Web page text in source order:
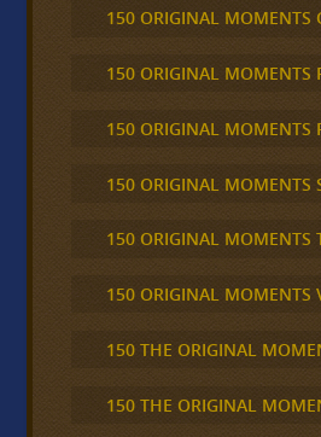
150 ORIGINAL MOMENTS
150 ORIGINAL MOMENTS
150 ORIGINAL MOMENTS
150 ORIGINAL MOMENTS
150 ORIGINAL MOMENTS
150 ORIGINAL MOMENTS
150 THE ORIGINAL
150 THE ORIGINAL